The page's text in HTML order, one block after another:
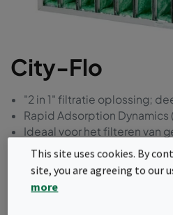
City-Flo
"2 in 1" filtratie oplossing;
Rapid Adsorption Dynamics
Ideaal voor het filteren van
van de meeste
Robuuste metalen header
Kan gebruikt worden om
This site uses cookies. By
site, you are agreeing to our
more